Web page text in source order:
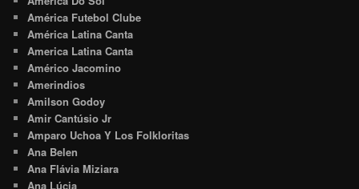
América Futebol Clube
América Latina Canta
America Latina Canta
Américo Jacomino
Amerindios
Amilson Godoy
Amir Cantúsio Jr
Amparo Uchoa Y Los Folkloritas
Ana Belen
Ana Flávia Miziara
Ana Lúcia